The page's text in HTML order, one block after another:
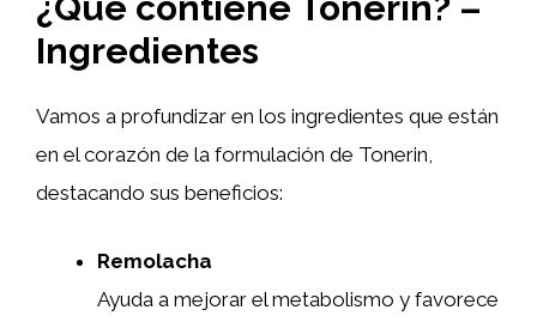
Ingredientes
Vamos a profundizar en los ingredientes que están
en el corazón de la formulación de Tonerin,
destacando sus beneficios:
Remolacha
Ayuda a mejorar el metabolismo y favorece